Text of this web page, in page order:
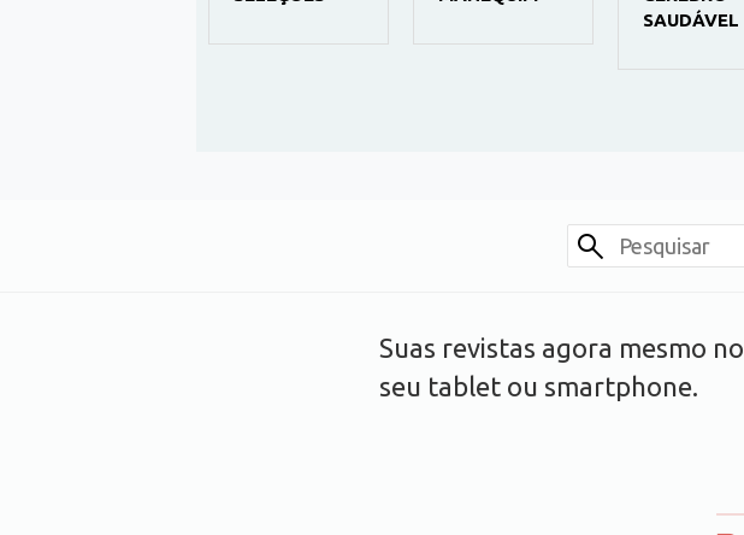
SAUDÁVEL
Suas revistas agora mesmo no
seu tablet ou smartphone.